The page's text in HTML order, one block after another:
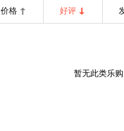
价格 好评
暂无此类乐